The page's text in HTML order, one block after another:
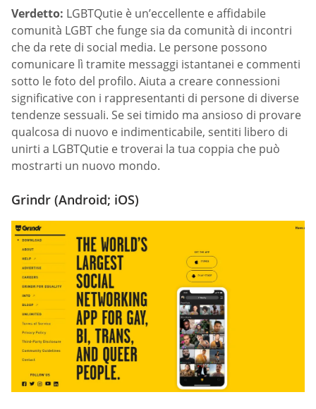
Verdetto: LGBTQutie è un’eccellente e affidabile
comunità LGBT che funge sia da comunità di incontri
che da rete di social media. Le persone possono
comunicare lì tramite messaggi istantanei e commenti
sotto le foto del profilo. Aiuta a creare connessioni
significative con i rappresentanti di persone di diverse
tendenze sessuali. Se sei timido ma ansioso di provare
qualcosa di nuovo e indimenticabile, sentiti libero di
unirti a LGBTQutie e troverai la tua coppia che può
mostrarti un nuovo mondo.
Grindr (Android; iOS)